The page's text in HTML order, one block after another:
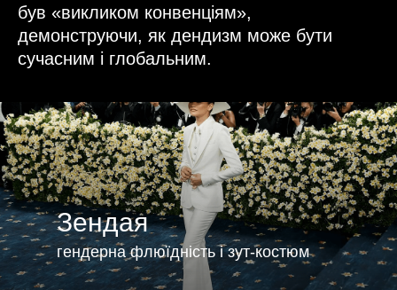
був «викликом конвенціям»,
демонструючи, як дендизм може бути
сучасним і глобальним.
Зендая
гендерна флюїдність і зут-костюм